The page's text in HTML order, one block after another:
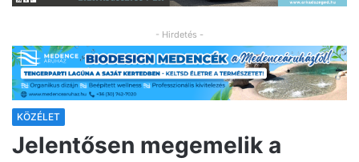
- Hirdetés -
KÖZÉLET
Jelentősen megemelik a